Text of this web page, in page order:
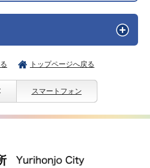
トップページへ戻る
スマートフォン